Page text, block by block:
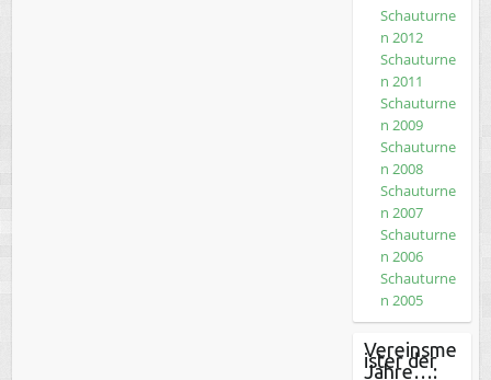
Schauturne
n 2012
Schauturne
n 2011
Schauturne
n 2009
Schauturne
n 2008
Schauturne
n 2007
Schauturne
n 2006
Schauturne
n 2005
Vereinsme
ister der
Jahre…: